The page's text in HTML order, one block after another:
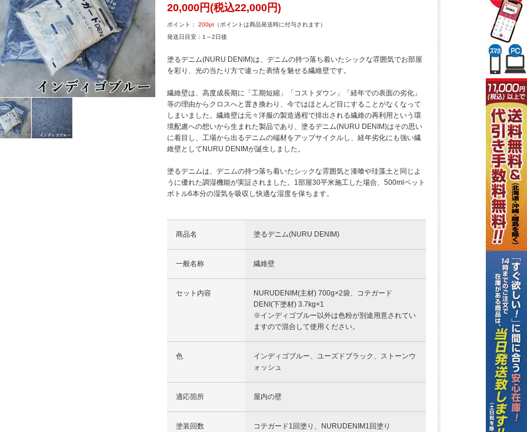
20,000円(税込22,000円)
ポイント： 200pt （ポイントは商品発送時に付与されます）
発送日目安：1～2日後
塗るデニム(NURU DENIM)は、デニムの持つ落ち着いたシックな雰囲気でお部屋
を彩り、光の当たり方で違った表情を魅せる繊維壁です。
繊維壁は、高度成長期に「工期短縮」「コストダウン」「経年での表面の劣化」
等の理由からクロスへと置き換わり、今ではほとんど目にすることがなくなって
しまいました。繊維壁は元々洋服の製造過程で排出される繊維の再利用という環
境配慮への想いから生まれた製品であり、塗るデニム(NURU DENIM)はその思い
に着目し、工場から出るデニムの端材をアップサイクルし、経年劣化にも強い繊
維壁としてNURU DENIMが誕生しました。
塗るデニムは、デニムの持つ落ち着いたシックな雰囲気と漆喰や珪藻土と同じよ
うに優れた調湿機能が実証されました。1部屋30平米施工した場合、500mlペット
ボトル6本分の湿気を吸収し快適な湿度を保ちます。
商品名 塗るデニム(NURU DENIM)
一般名称 繊維壁
セット内容
NURUDENIM(主材) 700g×2袋、コテガード
DENI(下塗材) 3.7kg×1
※インディゴブルー以外は色粉が別途用意されてい
ますので混合して使用ください。
色
インディゴブルー、ユーズドブラック、ストーンウ
ォッシュ
適応箇所 屋内の壁
塗装回数 コテガード1回塗り、NURUDENIM1回塗り